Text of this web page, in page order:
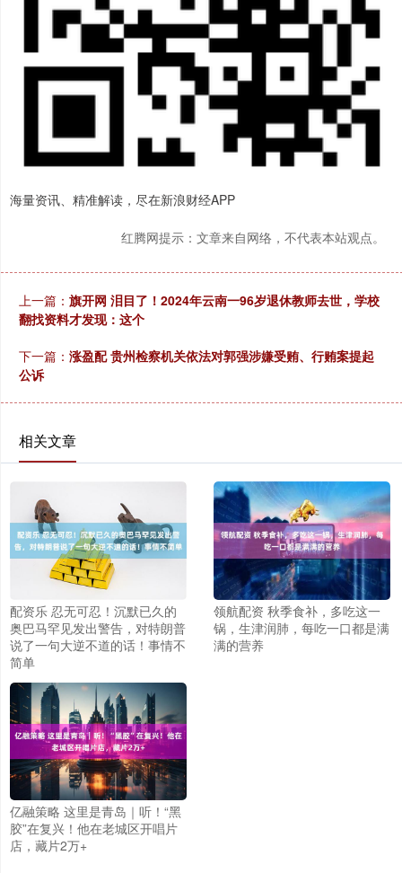
海量资讯、精准解读，尽在新浪财经APP
红腾网提示：文章来自网络，不代表本站观点。
上一篇： 旗开网 泪目了！2024年云南一96岁退休教师去世，学校
翻找资料才发现：这个
下一篇： 涨盈配 贵州检察机关依法对郭强涉嫌受贿、行贿案提起
公诉
相关文章
配资乐 忍无可忍！沉默已久的
奥巴马罕见发出警告，对特朗普
说了一句大逆不道的话！事情不
简单
领航配资 秋季食补，多吃这一
锅，生津润肺，每吃一口都是满
满的营养
亿融策略 这里是青岛｜听！“黑
胶”在复兴！他在老城区开唱片
店，藏片2万+